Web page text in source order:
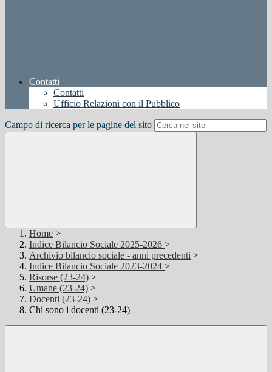
Contatti
Contatti
Ufficio Relazioni con il Pubblico
Campo di ricerca per le pagine del sito
Home >
Indice Bilancio Sociale 2025-2026 >
Archivio bilancio sociale - anni precedenti >
Indice Bilancio Sociale 2023-2024 >
Risorse (23-24) >
Umane (23-24) >
Docenti (23-24) >
Chi sono i docenti (23-24)